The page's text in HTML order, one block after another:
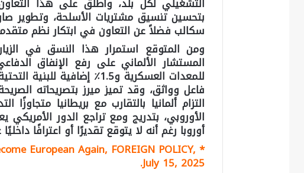
بتحسين تنسيق مشتريات الأسلحة، وتطوير
سكالب فضلاً عن التعاون في ابتكار نظم
ومن المتوقع استمرار هذا النسق في
للمعدات العسكرية و1.5٪
فاعل وواثق، وقد تميز ميرز بتصريحاته
التزام ألمانيا بالتقارب مع بريطانيا متجاوزًا
الأوروبي، بتدريج ومع تراجع الدور
أوروبا رغم أنه لا يتوقع تقديرًا أو اعترافًا
*
European Again, FOREIGN POLICY,
July 15, 2025.